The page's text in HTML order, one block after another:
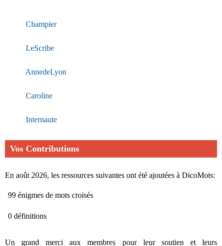
Champier
LeScribe
AnnedeLyon
Caroline
Internaute
Vos Contributions
En août 2026, les ressources suivantes ont été ajoutées à DicoMots:
99 énigmes de mots croisés
0 définitions
Un grand merci aux membres pour leur soutien et leurs